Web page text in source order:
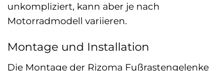
unkompliziert, kann aber je nach
Motorradmodell variieren.
Montage und Installation
Die Montage der Rizoma Fußrastengelenke